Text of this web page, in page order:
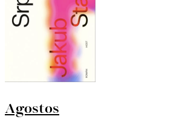
Agostos